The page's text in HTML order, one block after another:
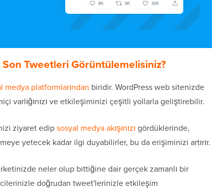
Tweetleri Görüntülemelisiniz?
medya platformlarından biridir. WordPress web sitenizde
varlığınızı ve etkileşiminizi çeşitli yollarla geliştirebilir.
ziyaret edipsosyal medya akışınızı gördüklerinde,
yetecek kadar ilgi duyabilirler, bu da erişiminizi artırır.
neler olup bittiğine dair gerçek zamanlı bir
doğrudan tweet'lerinizle etkileşim